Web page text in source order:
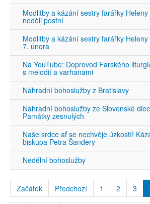
Modlitby a kázání sestry farářky
neděli postní
Modlitby a kázání sestry farářky
7. února
Na YouTube: Doprovod Farského
s melodií a varhanami
Náhradní bohoslužby z Bratislavy
Náhradní bohoslužby ze Slovenské
Památky zesnulých
Naše srdce ať se nechvěje úzkostí!
biskupa Petra Šandery
Nedělní bohoslužby
Začátek Předchozí 1 2 3